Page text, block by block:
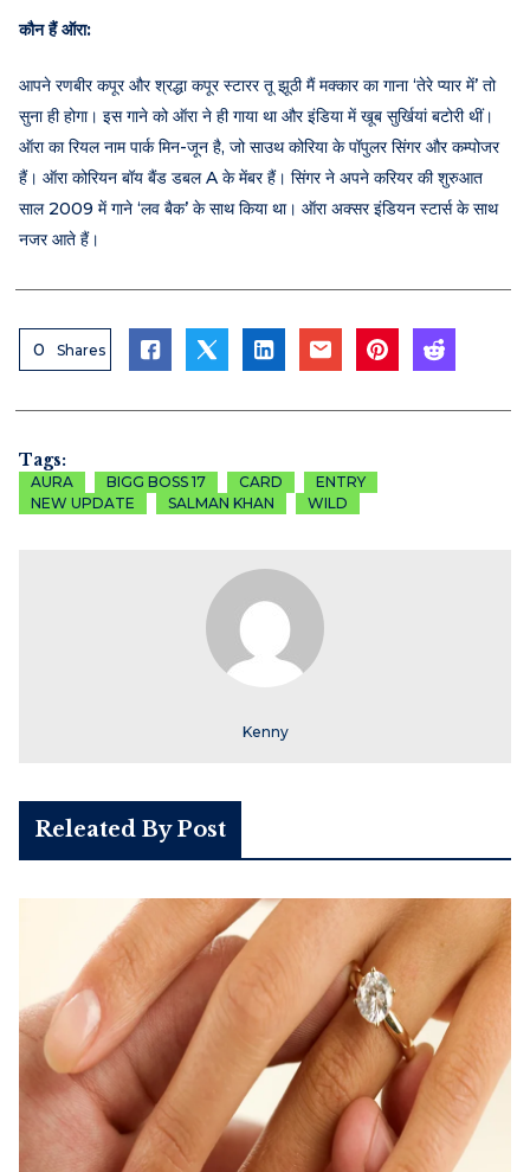
कौन हैं ऑरा:
आपने रणबीर कपूर और श्रद्धा कपूर स्टारर तू झूठी मैं मक्कार का गाना ‘तेरे प्यार में’ तो
सुना ही होगा। इस गाने को ऑरा ने ही गाया था और इंडिया में खूब सुर्खियां बटोरी थीं।
ऑरा का रियल नाम पार्क मिन-जून है, जो साउथ कोरिया के पॉपुलर सिंगर और कम्पोजर
हैं। ऑरा कोरियन बॉय बैंड डबल A के मेंबर हैं। सिंगर ने अपने करियर की शुरुआत
साल 2009 में गाने ‘लव बैक’ के साथ किया था। ऑरा अक्सर इंडियन स्टार्स के साथ
नजर आते हैं।
0 Shares
Tags:
AURA BIGG BOSS 17 CARD
ENTRY
NEW UPDATE
SALMAN KHAN WILD
Kenny
Releated By Post